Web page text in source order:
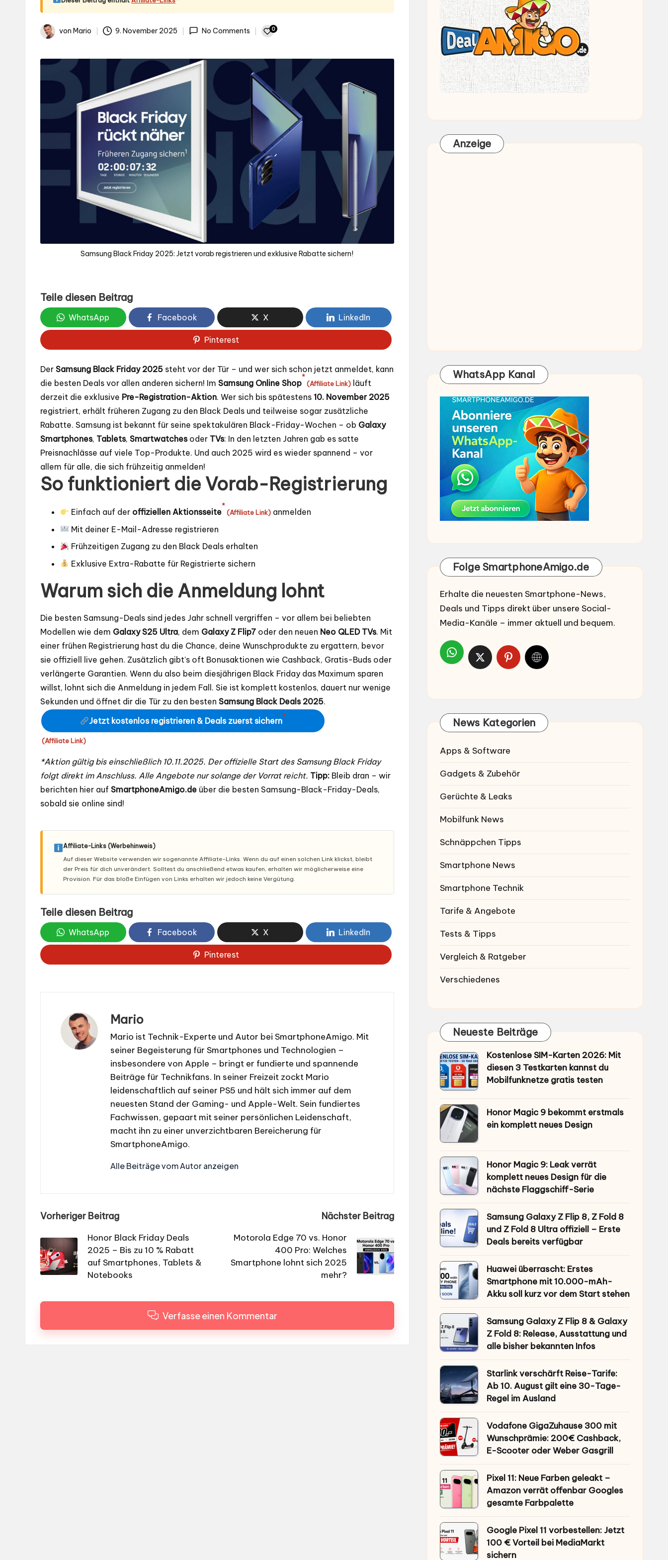
Gepostet
von Mario 9. November 2025 No Comments 0
Samsung Black Friday 2025: Jetzt vorab registrieren und exklusive Rabatte sichern!
Teile diesen Beitrag
WhatsApp Facebook X LinkedIn
Pinterest
Der Samsung Black Friday 2025 steht vor der Tür – und wer sich schon jetzt anmeldet, kann
die besten Deals vor allen anderen sichern! Im Samsung Online Shop
*
(Affiliate Link) läuft
derzeit die exklusive Pre-Registration-Aktion. Wer sich bis spätestens 10. November 2025
registriert, erhält früheren Zugang zu den Black Deals und teilweise sogar zusätzliche
Rabatte. Samsung ist bekannt für seine spektakulären Black-Friday-Wochen – ob Galaxy
Smartphones, Tablets, Smartwatchesoder TVs: In den letzten Jahren gab es satte
Preisnachlässe auf viele Top-Produkte. Und auch 2025 wird es wieder spannend – vor
allem für alle, die sich frühzeitig anmelden!
So funktioniert die Vorab-Registrierung
Einfach auf der offiziellen Aktionsseite
*
(Affiliate Link) anmelden
Mit deiner E-Mail-Adresse registrieren
Frühzeitigen Zugang zu den Black Deals erhalten
Exklusive Extra-Rabatte für Registrierte sichern
Warum sich die Anmeldung lohnt
Die besten Samsung-Deals sind jedes Jahr schnell vergriffen – vor allem bei beliebten
Modellen wie dem Galaxy S25 Ultra, dem Galaxy Z Flip7 oder den neuen Neo QLED TVs. Mit
einer frühen Registrierung hast du die Chance, deine Wunschprodukte zu ergattern, bevor
sie offiziell live gehen. Zusätzlich gibt’s oft Bonusaktionen wie Cashback, Gratis-Buds oder
verlängerte Garantien. Wenn du also beim diesjährigen Black Friday das Maximum sparen
willst, lohnt sich die Anmeldung in jedem Fall. Sie ist komplett kostenlos, dauert nur wenige
Sekunden und öffnet dir die Tür zu den besten Samsung Black Deals 2025.
Jetzt kostenlos registrieren & Deals zuerst sichern*
(Affiliate Link)
*Aktion gültig bis einschließlich 10.11.2025. Der offizielle Start des Samsung Black Friday
folgt direkt im Anschluss. Alle Angebote nur solange der Vorrat reicht. Tipp: Bleib dran – wir
berichten hier auf SmartphoneAmigo.de über die besten Samsung-Black-Friday-Deals,
sobald sie online sind!
Affiliate-Links (Werbehinweis)
Auf dieser Website verwenden wir sogenannte Affiliate-Links. Wenn du auf einen solchen Link klickst, bleibt
der Preis für dich unverändert. Solltest du anschließend etwas kaufen, erhalten wir möglicherweise eine
Provision. Für das bloße Einfügen von Links erhalten wir jedoch keine Vergütung.
Teile diesen Beitrag
WhatsApp Facebook X LinkedIn
Pinterest
Mario
Mario ist Technik-Experte und Autor bei SmartphoneAmigo. Mit
seiner Begeisterung für Smartphones und Technologien –
insbesondere von Apple – bringt er fundierte und spannende
Beiträge für Technikfans. In seiner Freizeit zockt Mario
leidenschaftlich auf seiner PS5 und hält sich immer auf dem
neuesten Stand der Gaming- und Apple-Welt. Sein fundiertes
Fachwissen, gepaart mit seiner persönlichen Leidenschaft,
macht ihn zu einer unverzichtbaren Bereicherung für
SmartphoneAmigo.
Alle Beiträge vom Autor anzeigen
Post
navigation
Vorheriger Beitrag
Honor Black Friday Deals
2025 – Bis zu 10 % Rabatt
auf Smartphones, Tablets &
Notebooks
Nächster Beitrag
Motorola Edge 70 vs. Honor
400 Pro: Welches
Smartphone lohnt sich 2025
mehr?
Verfasse einen Kommentar
Anzeige
WhatsApp Kanal
Folge SmartphoneAmigo.de
Erhalte die neuesten Smartphone-News,
Deals und Tipps direkt über unsere Social-
Media-Kanäle – immer aktuell und bequem.
News Kategorien
Apps & Software
Gadgets & Zubehör
Gerüchte & Leaks
Mobilfunk News
Schnäppchen Tipps
Smartphone News
Smartphone Technik
Tarife & Angebote
Tests & Tipps
Vergleich & Ratgeber
Verschiedenes
Neueste Beiträge
Kostenlose SIM-Karten 2026: Mit
diesen 3 Testkarten kannst du
Mobilfunknetze gratis testen
Honor Magic 9 bekommt erstmals
ein komplett neues Design
Honor Magic 9: Leak verrät
komplett neues Design für die
nächste Flaggschiff-Serie
Samsung Galaxy Z Flip 8, Z Fold 8
und Z Fold 8 Ultra offiziell – Erste
Deals bereits verfügbar
Huawei überrascht: Erstes
Smartphone mit 10.000-mAh-
Akku soll kurz vor dem Start stehen
Samsung Galaxy Z Flip 8 & Galaxy
Z Fold 8: Release, Ausstattung und
alle bisher bekannten Infos
Starlink verschärft Reise-Tarife:
Ab 10. August gilt eine 30-Tage-
Regel im Ausland
Vodafone GigaZuhause 300 mit
Wunschprämie: 200€ Cashback,
E-Scooter oder Weber Gasgrill
Pixel 11: Neue Farben geleakt –
Amazon verrät offenbar Googles
gesamte Farbpalette
Google Pixel 11 vorbestellen: Jetzt
100 € Vorteil bei MediaMarkt
sichern